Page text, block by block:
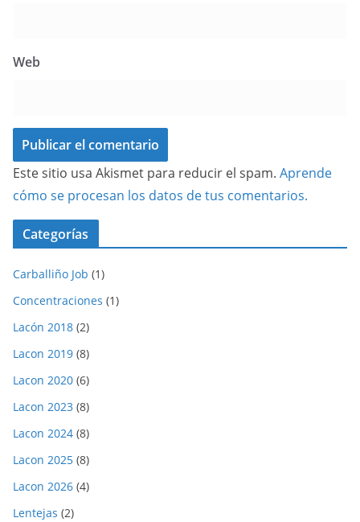
Web
Este sitio usa Akismet para reducir el spam. Aprende
cómo se procesan los datos de tus comentarios.
Categorías
Carballiño Job (1)
Concentraciones (1)
Lacón 2018 (2)
Lacon 2019 (8)
Lacon 2020 (6)
Lacon 2023 (8)
Lacon 2024 (8)
Lacon 2025 (8)
Lacon 2026 (4)
Lentejas (2)